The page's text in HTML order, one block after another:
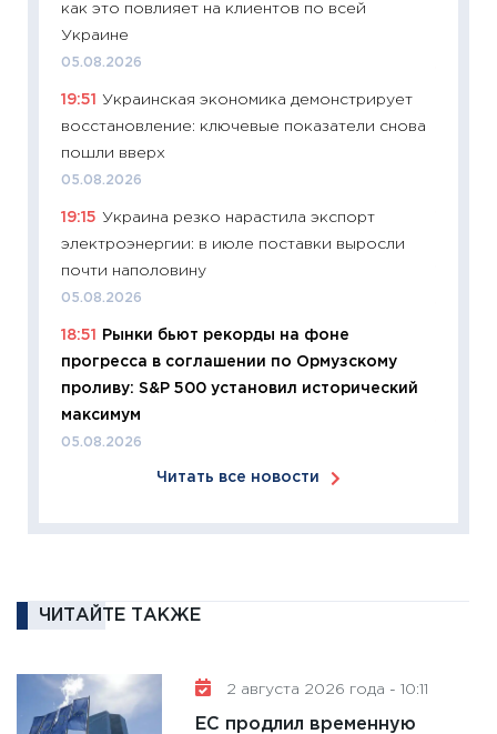
как это повлияет на клиентов по всей
Украине
05.08.2026
19:51
Украинская экономика демонстрирует
восстановление: ключевые показатели снова
пошли вверх
05.08.2026
19:15 Украина резко нарастила экспорт
электроэнергии: в июле поставки выросли
почти наполовину
05.08.2026
18:51
Рынки бьют рекорды на фоне
прогресса в соглашении по Ормузскому
проливу: S&P 500 установил исторический
максимум
05.08.2026
Читать все новости
ЧИТАЙТЕ ТАКЖЕ
2 августа 2026 года - 10:11
ЕС продлил временную